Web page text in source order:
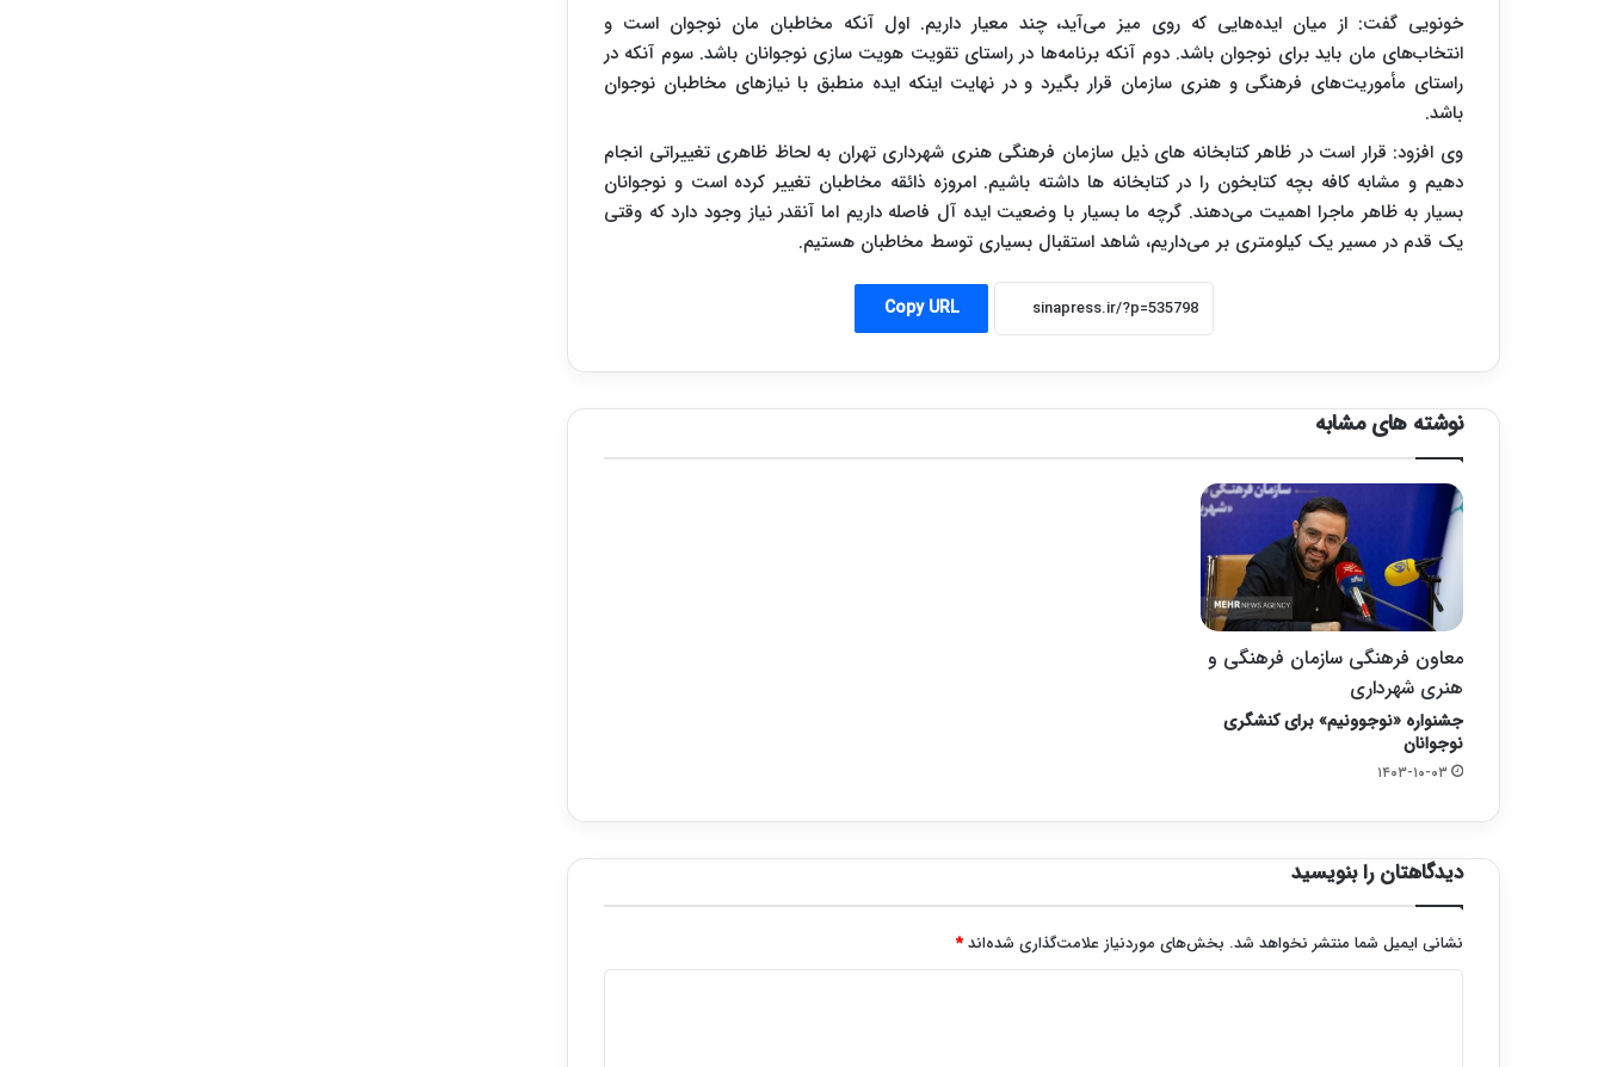
خونویی گفت: از میان ایده‌هایی که روی میز می‌آید، چند معیار داریم. اول آنکه مخاطبان مان نوجوان است و
انتخاب‌های مان باید برای نوجوان باشد. دوم آنکه برنامه‌ها در راستای تقویت هویت سازی نوجوانان باشد. سوم آنکه در
راستای مأموریت‌های فرهنگی و هنری سازمان قرار بگیرد و در نهایت اینکه ایده منطبق با نیازهای مخاطبان نوجوان
باشد.
وی افزود: قرار است در ظاهر کتابخانه های ذیل سازمان فرهنگی هنری شهرداری تهران به لحاظ ظاهری تغییراتی انجام
دهیم و مشابه کافه بچه کتابخون را در کتابخانه ها داشته باشیم. امروزه ذائقه مخاطبان تغییر کرده است و نوجوانان
بسیار به ظاهر ماجرا اهمیت می‌دهند. گرچه ما بسیار با وضعیت ایده آل فاصله داریم اما آنقدر نیاز وجود دارد که وقتی
یک قدم در مسیر یک کیلومتری بر می‌داریم، شاهد استقبال بسیاری توسط مخاطبان هستیم.
Copy URL
نوشته های مشابه
معاون فرهنگی سازمان فرهنگی و
هنری شهرداری
جشنواره «نوجوونیم» برای کنشگری
نوجوانان
۱۴۰۳-۱۰-۰۳
دیدگاهتان را بنویسید
نشانی ایمیل شما منتشر نخواهد شد. بخش‌های موردنیاز علامت‌گذاری شده‌اند*